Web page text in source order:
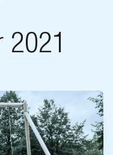
2021